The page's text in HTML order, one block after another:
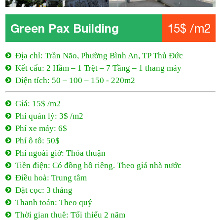
Green Pax Building 15$ /m2
Địa chỉ: Trần Não, Phường Bình An, TP Thủ Đức
Kết cấu: 2 Hầm – 1 Trệt – 7 Tầng – 1 thang máy
Diện tích: 50 – 100 – 150 - 220m2
Giá: 15$ /m2
Phí quản lý: 3$ /m2
Phí xe máy: 6$
Phí ô tô: 50$
Phí ngoài giờ: Thỏa thuận
Tiền điện: Có đồng hồ riêng. Theo giá nhà nước
Điều hoà: Trung tâm
Đặt cọc: 3 tháng
Thanh toán: Theo quý
Thời gian thuê: Tối thiểu 2 năm